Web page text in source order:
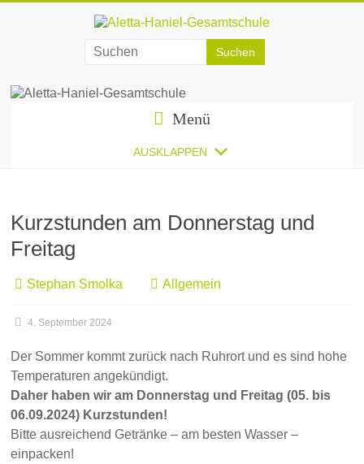
Aletta-
Haniel-
Gesamtschule
Menü
AUSKLAPPEN
Kurzstunden am Donnerstag und
Freitag
Stephan Smolka Allgemein
4. September 2024
Der Sommer kommt zurück nach Ruhrort und es sind hohe
Temperaturen angekündigt.
Daher haben wir am Donnerstag und Freitag (05. bis
06.09.2024) Kurzstunden!
Bitte ausreichend Getränke – am besten Wasser –
einpacken!